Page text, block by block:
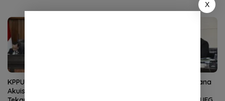
KPPU Batalkan Perkara
Akuisisi PT MCP Indo Utama,
KPPU Gelar Sidang Perdana
X